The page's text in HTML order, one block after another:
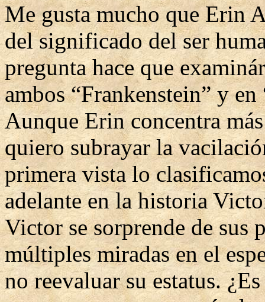
Me gusta mucho que Erin
del significado del ser
pregunta hace que
ambos “Frankenstein” y
Aunque Erin concentra
quiero subrayar la
primera vista lo
adelante en la historia
Victor se sorprende de sus
múltiples miradas en el
no reevaluar su estatus.